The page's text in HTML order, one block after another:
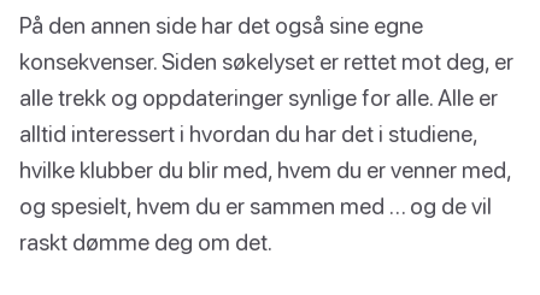
På den annen side har det også sine egne
konsekvenser. Siden søkelyset er rettet mot deg, er
alle trekk og oppdateringer synlige for alle. Alle er
alltid interessert i hvordan du har det i studiene,
hvilke klubber du blir med, hvem du er venner med,
og spesielt, hvem du er sammen med … og de vil
raskt dømme deg om det.